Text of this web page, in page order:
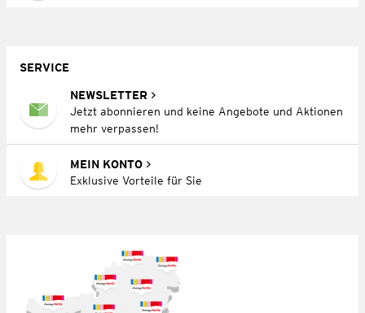
SERVICE
NEWSLETTER
Jetzt abonnieren und keine Angebote und Aktionen
mehr verpassen!
MEIN KONTO
Exklusive Vorteile für Sie